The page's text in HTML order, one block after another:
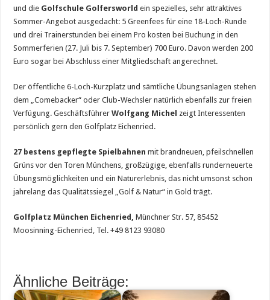
und die Golfschule Golfersworld ein spezielles, sehr attraktives
Sommer-Angebot ausgedacht: 5 Greenfees für eine 18-Loch-Runde
und drei Trainerstunden bei einem Pro kosten bei Buchung in den
Sommerferien (27. Juli bis 7. September) 700 Euro. Davon werden 200
Euro sogar bei Abschluss einer Mitgliedschaft angerechnet.
Der öffentliche 6-Loch-Kurzplatz und sämtliche Übungsanlagen stehen
dem „Comebacker“ oder Club-Wechsler natürlich ebenfalls zur freien
Verfügung. GeschäftsführerWolfgang Michel zeigt Interessenten
persönlich gern den Golfplatz Eichenried.
27 bestens gepflegte Spielbahnen mit brandneuen, pfeilschnellen
Grüns vor den Toren Münchens, großzügige, ebenfalls runderneuerte
Übungsmöglichkeiten und ein Naturerlebnis, das nicht umsonst schon
jahrelang das Qualitätssiegel „Golf & Natur“ in Gold trägt.
Golfplatz München Eichenried,Münchner Str. 57, 85452
Moosinning-Eichenried, Tel. +49 8123 93080
Ähnliche Beiträge: